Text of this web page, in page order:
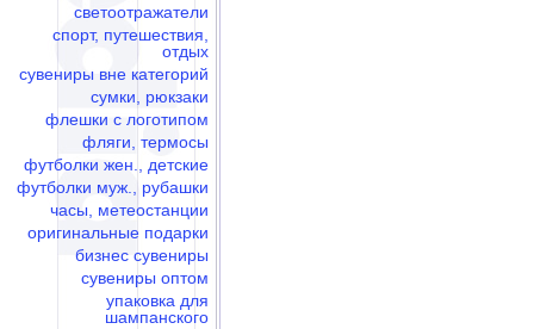
светоотражатели
спорт, путешествия,
отдых
сувениры вне категорий
сумки, рюкзаки
флешки c логотипом
фляги, термосы
футболки жен., детские
футболки муж., рубашки
часы, метеостанции
оригинальные подарки
бизнес сувениры
сувениры оптом
упаковка для
шампанского